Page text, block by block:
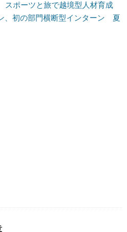
ポーツと旅で越境型人材育成
、初の部門横断型インターン 夏